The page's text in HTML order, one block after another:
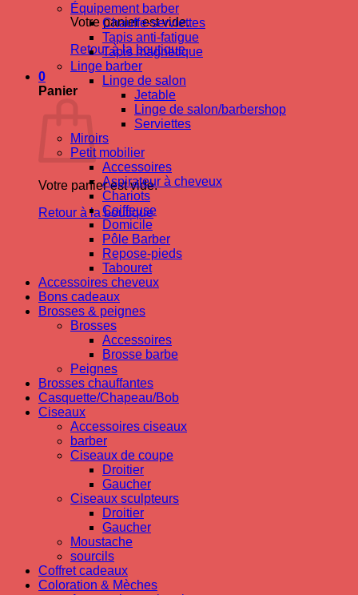
Votre panier est vide.
Retour à la boutique
0
Panier
Votre panier est vide.
Retour à la boutique
Équipement barber
Chauffe-serviettes
Tapis anti-fatigue
Tapis magnetique
Linge barber
Linge de salon
Jetable
Linge de salon/barbershop
Serviettes
Miroirs
Petit mobilier
Accessoires
Aspirateur à cheveux
Chariots
Coiffeuse
Domicile
Pôle Barber
Repose-pieds
Tabouret
Accessoires cheveux
Bons cadeaux
Brosses & peignes
Brosses
Accessoires
Brosse barbe
Peignes
Brosses chauffantes
Casquette/Chapeau/Bob
Ciseaux
Accessoires ciseaux
barber
Ciseaux de coupe
Droitier
Gaucher
Ciseaux sculpteurs
Droitier
Gaucher
Moustache
sourcils
Coffret cadeaux
Coloration & Mèches